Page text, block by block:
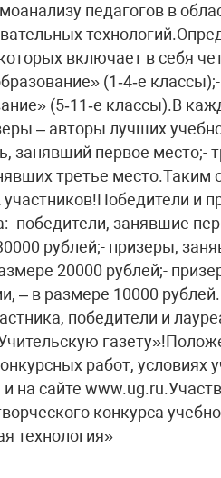
педагогов в
включает в себя
(1‑4‑е
(5‑11‑е классы).В
– авторы лучших
занявший первое место;-
третье место.Таким
и
победители, занявшие
рублей;- призеры,
20000 рублей;-
– в размере 10000
победители и
работ, условиях
на сайте
конкурса
технология»